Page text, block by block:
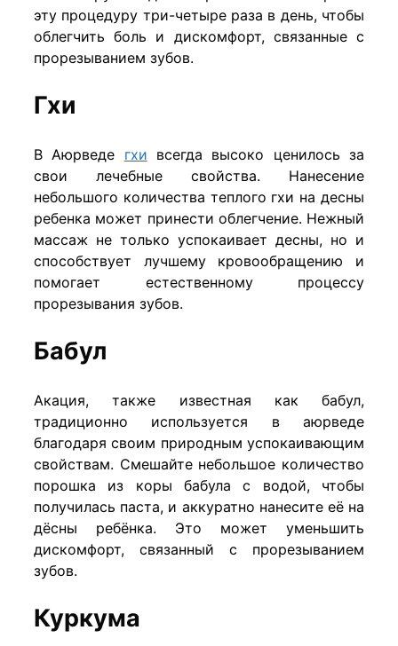
эту процедуру три-четыре раза в день, чтобы
облегчить боль и дискомфорт, связанные с
прорезыванием зубов.
Гхи
В Аюрведе гхи всегда высоко ценилось за
свои лечебные свойства. Нанесение
небольшого количества теплого гхи на десны
ребенка может принести облегчение. Нежный
массаж не только успокаивает десны, но и
способствует лучшему кровообращению и
помогает естественному процессу
прорезывания зубов.
Бабул
Акация, также известная как бабул,
традиционно используется в аюрведе
благодаря своим природным успокаивающим
свойствам. Смешайте небольшое количество
порошка из коры бабула с водой, чтобы
получилась паста, и аккуратно нанесите её на
дёсны ребёнка. Это может уменьшить
дискомфорт, связанный с прорезыванием
зубов.
Куркума